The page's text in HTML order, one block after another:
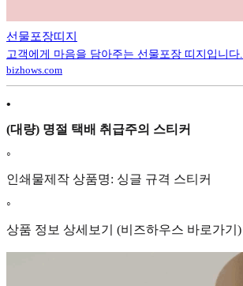
선물포장띠지
고객에게 마음을 담아주는 선물포장 띠지입니다.
bizhows.com
•
(대량) 명절 택배 취급주의 스티커
◦
인쇄물제작 상품명: 싱글 규격 스티커
◦
상품 정보 상세보기 (비즈하우스 바로가기)